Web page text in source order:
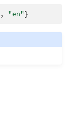
, "en"}